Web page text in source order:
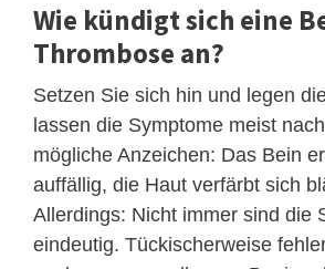
Wie kündigt sich eine
Thrombose an?
Setzen Sie sich hin und legen
lassen die Symptome meist
mögliche Anzeichen: Das Bein
auffällig, die Haut verfärbt sich
Allerdings: Nicht immer sind die
eindeutig. Tückischerweise